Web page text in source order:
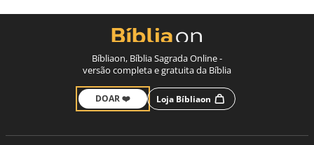
Bíbliaon, Bíblia Sagrada Online -
versão completa e gratuita da Bíblia
DOAR ❤️ Loja Bíbliaon